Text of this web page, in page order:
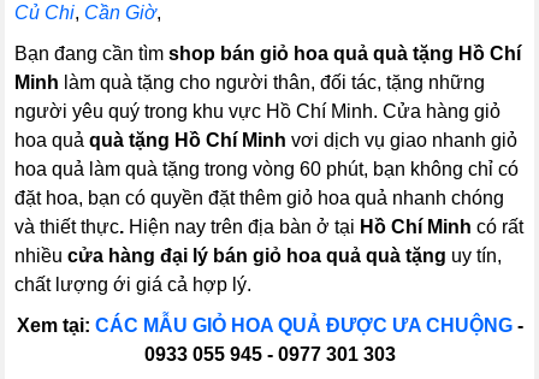
Củ Chi, Cần Giờ,
Bạn đang cần tìm shop bán giỏ hoa quả quà tặng Hồ Chí
Minh làm quà tặng cho người thân, đối tác, tặng những
người yêu quý trong khu vực Hồ Chí Minh. Cửa hàng giỏ
hoa quả quà tặng Hồ Chí Minhvơi dịch vụ giao nhanh giỏ
hoa quả làm quà tặng trong vòng 60 phút, bạn không chỉ có
đặt hoa, bạn có quyền đặt thêm giỏ hoa quả nhanh chóng
và thiết thực. Hiện nay trên địa bàn ở tại Hồ Chí Minh có rất
nhiềucửa hàng đại lý bán giỏ hoa quả quà tặng uy tín,
chất lượng ới giá cả hợp lý.
Xem tại: CÁC MẪU GIỎ HOA QUẢ ĐƯỢC ƯA CHUỘNG -
0933 055 945 - 0977 301 303